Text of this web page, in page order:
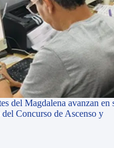
del Magdalena avanzan en
Concurso de Ascenso y